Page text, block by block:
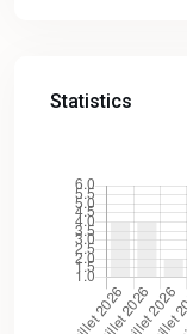
Statistics